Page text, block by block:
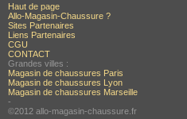
Haut de page
Allo-Magasin-Chaussure ?
Sites Partenaires
Liens Partenaires
CGU
CONTACT
Grandes villes :
Magasin de chaussures Paris
Magasin de chaussures Lyon
Magasin de chaussures Marseille
-
©2012 allo-magasin-chaussure.fr